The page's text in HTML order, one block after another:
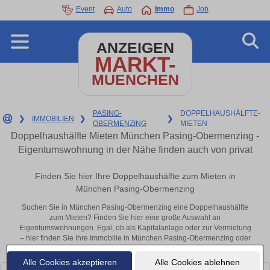
Alle Cookies akzeptieren Alle Cookies ablehnen
Event Auto Immo Job
ANZEIGEN
MARKT-
MUENCHEN
❯ IMMOBILIEN ❯
PASING-
OBERMENZING
❯
DOPPELHAUSHÄLFTE-
MIETEN
Doppelhaushälfte Mieten München Pasing-Obermenzing -
Eigentumswohnung in der Nähe finden auch von privat
Finden Sie hier Ihre Doppelhaushälfte zum Mieten in
München Pasing-Obermenzing
Suchen Sie in München Pasing-Obermenzing eine Doppelhaushälfte
zum Mieten? Finden Sie hier eine große Auswahl an
Eigentumswohnungen. Egal, ob als Kapitalanlage oder zur Vermietung
– hier finden Sie Ihre Immobilie in München Pasing-Obermenzing oder